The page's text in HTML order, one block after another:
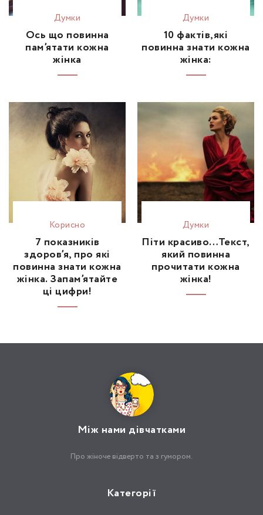
Думки
Ось що повинна
пам’ятати кожна
жінка
Думки
10 фактів,які
повинна знати кожна
жінка:
Корисно
7 показників
здоров’я, про які
повинна знати кожна
жінка. Запам’ятайте
ці цифри!
Думки
Піти красиво…Текст,
який повинна
прочитати кожна
жінка!
Між нами дівчатками
Про жіноче відверто та з гумором.
Категорії